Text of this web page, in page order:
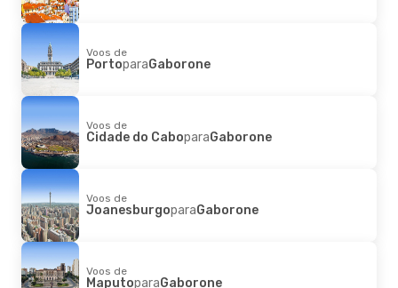
Voos de
PortoparaGaborone
Voos de
Cidade do CaboparaGaborone
Voos de
JoanesburgoparaGaborone
Voos de
MaputoparaGaborone